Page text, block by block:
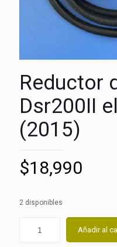
Reductor
Dsr200II
(2015)
$18,990
2 disponibles
Añadir al